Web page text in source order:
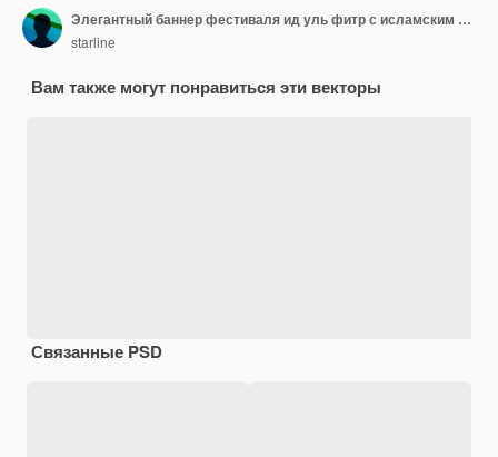
Элегантный баннер фестиваля ид уль фитр с исламским декором
starline
Вам также могут понравиться эти векторы
Связанные PSD